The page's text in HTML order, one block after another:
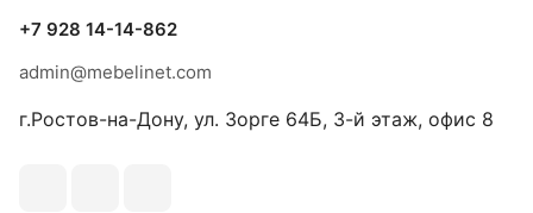
+7 928 14-14-862
admin@mebelinet.com
г.Ростов-на-Дону, ул. Зорге 64Б, 3-й этаж, офис 8